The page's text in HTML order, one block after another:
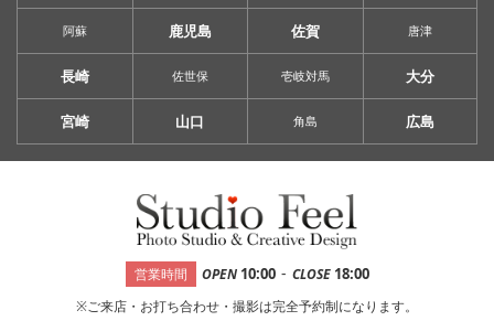
阿蘇 鹿児島 佐賀 唐津
長崎 佐世保 壱岐対馬 大分
宮崎 山口 角島 広島
営業時間 OPEN 10:00 - CLOSE 18:00
※ご来店・お打ち合わせ・撮影は完全予約制になります。